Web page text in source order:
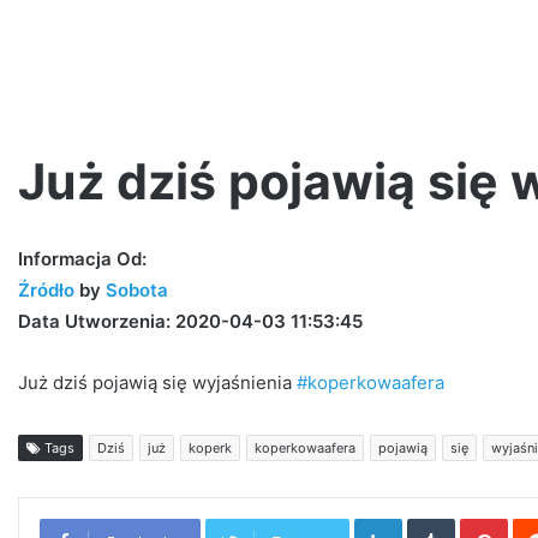
Już dziś pojawią się
Informacja Od:
Źródło by Sobota
Data Utworzenia: 2020-04-03 11:53:45
Już dziś pojawią się wyjaśnienia #koperkowaafera
Tags Dziś już koperk koperkowaafera pojawią się
LinkedInTumblr
początki
branży?
latJak Pawbeats wspomina